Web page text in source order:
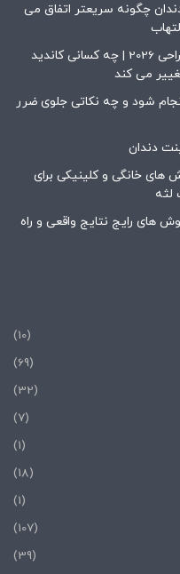
چگونه سریعتر اتفاق می
راه های درمان فک جلو و فک عقب با جراحی 2026 | چه کسانی کاندید
می کند
شود و چه نکاتی جلوی ضرر
دندان
خانگی و کلینیکی برای
لثه
های رایج نتایج واقعی و راه
(10)
(69)
(32)
(7)
(1)
(18)
(1)
(107)
(39)